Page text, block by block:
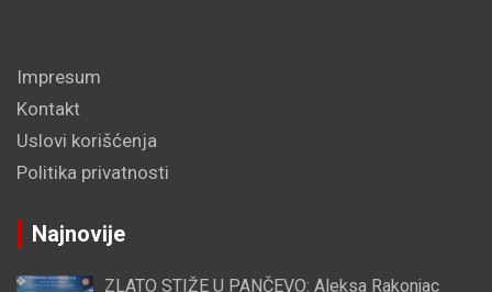
Impresum
Kontakt
Uslovi korišćenja
Politika privatnosti
Najnovije
ZLATO STIŽE U PANČEVO: Aleksa Rakonjac